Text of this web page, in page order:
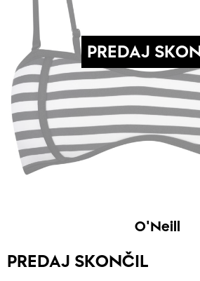
PREDAJ
O'Neill
PREDAJ SKONČIL